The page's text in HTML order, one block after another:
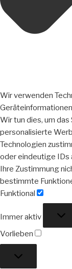
Wir verwenden
Wir tun dies, um
personalisierte
Technologien
oder eindeutige IDs
Ihre Zustimmung
bestimmte
Funktional
Immer aktiv
Vorlieben